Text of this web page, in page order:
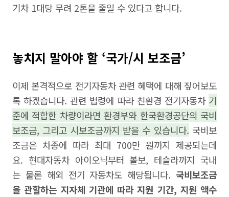
기차 1대당 무려 2톤을 줄일 수 있다고 합니다.
놓치지 말아야 할 ‘국가/시 보조금’
이제 본격적으로 전기자동차 관련 혜택에 대해 짚어보도
록 하겠습니다. 관련 법령에 따라 친환경 전기자동차 기
준에 적합한 차량이라면 환경부와 한국환경공단의 국비
보조금, 그리고 시보조금까지 받을 수 있습니다. 국비보
조금은 차종에 따라 최대 700만 원까지 제공되는데
요. 현대자동차 아이오닉부터 볼보, 테슬라까지 국내
는 물론 해외 전기 자동차도 해당됩니다. 국비보조금
을 관할하는 지자체 기관에 따라 지원 기간, 지원 액수